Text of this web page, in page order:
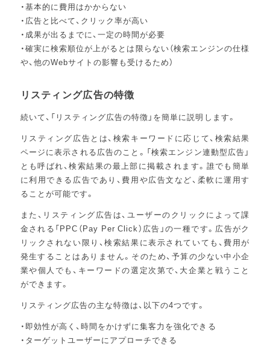
・基本的に費用はかからない
・広告と比べて、クリック率が高い
・成果が出るまでに、一定の時間が必要
・確実に検索順位が上がるとは限らない（検索エンジンの仕様
や、他のWebサイトの影響も受けるため）
リスティング広告の特徴
続いて、「リスティング広告の特徴」を簡単に説明します。
リスティング広告とは、検索キーワードに応じて、検索結果
ページに表示される広告のこと。「検索エンジン連動型広告」
とも呼ばれ、検索結果の最上部に掲載されます。誰でも簡単
に利用できる広告であり、費用や広告文など、柔軟に運用す
ることが可能です。
また、リスティング広告は、ユーザーのクリックによって課
金される「PPC（Pay Per Click）広告」の一種です。広告がク
リックされない限り、検索結果に表示されていても、費用が
発生することはありません。そのため、予算の少ない中小企
業や個人でも、キーワードの選定次第で、大企業と戦うこと
ができます。
リスティング広告の主な特徴は、以下の4つです。
・即効性が高く、時間をかけずに集客力を強化できる
・ターゲットユーザーにアプローチできる